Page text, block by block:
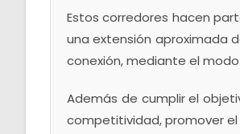
Estos corredores hacen
una extensión aproximada
conexión, mediante el
Además de cumplir el
competitividad, promover